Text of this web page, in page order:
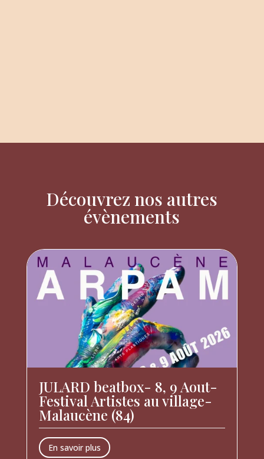
Découvrez nos autres
évènements
JULARD beatbox- 8, 9 Aout-
Festival Artistes au village-
Malaucène (84)
En savoir plus